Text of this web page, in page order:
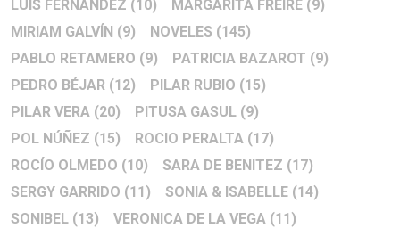
LUIS FERNÁNDEZ (10) MARGARITA FREIRE (9)
MIRIAM GALVÍN (9) NOVELES (145)
PABLO RETAMERO (9) PATRICIA BAZAROT (9)
PEDRO BÉJAR (12) PILAR RUBIO (15)
PILAR VERA (20) PITUSA GASUL (9)
POL NÚÑEZ (15) ROCIO PERALTA (17)
ROCÍO OLMEDO (10) SARA DE BENITEZ (17)
SERGY GARRIDO (11) SONIA & ISABELLE (14)
SONIBEL (13) VERONICA DE LA VEGA (11)